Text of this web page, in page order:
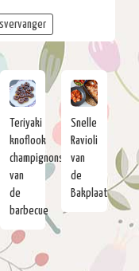
Teriyaki
knoflook
champignons
van
de
barbecue
Snelle
Ravioli
van
de
Bakplaat